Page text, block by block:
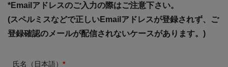
*Emailアドレスのご入力の際はご注意下さい。
(スペルミスなどで正しいEmailアドレスが登録されず、ご
登録確認のメールが配信されないケースがあります。)
氏名（日本語） *